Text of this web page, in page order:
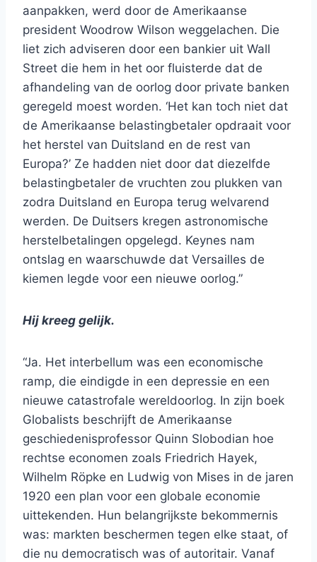
aanpakken, werd door de Amerikaanse
president Woodrow Wilson weggelachen. Die
liet zich adviseren door een bankier uit Wall
Street die hem in het oor fluisterde dat de
afhandeling van de oorlog door private banken
geregeld moest worden. ‘Het kan toch niet dat
de Amerikaanse belastingbetaler opdraait voor
het herstel van Duitsland en de rest van
Europa?’ Ze hadden niet door dat diezelfde
belastingbetaler de vruchten zou plukken van
zodra Duitsland en Europa terug welvarend
werden. De Duitsers kregen astronomische
herstelbetalingen opgelegd. Keynes nam
ontslag en waarschuwde dat Versailles de
kiemen legde voor een nieuwe oorlog.”
Hij kreeg gelijk.
“Ja. Het interbellum was een economische
ramp, die eindigde in een depressie en een
nieuwe catastrofale wereldoorlog. In zijn boek
Globalists beschrijft de Amerikaanse
geschiedenisprofessor Quinn Slobodian hoe
rechtse economen zoals Friedrich Hayek,
Wilhelm Röpke en Ludwig von Mises in de jaren
1920 een plan voor een globale economie
uittekenden. Hun belangrijkste bekommernis
was: markten beschermen tegen elke staat, of
die nu democratisch was of autoritair. Vanaf